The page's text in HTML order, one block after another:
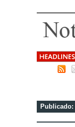
Publicado: